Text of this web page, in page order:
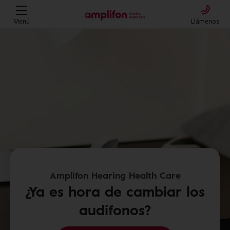
Menú Llámenos
Amplifon Hearing Health Care
¿Ya es hora de cambiar los
audífonos?